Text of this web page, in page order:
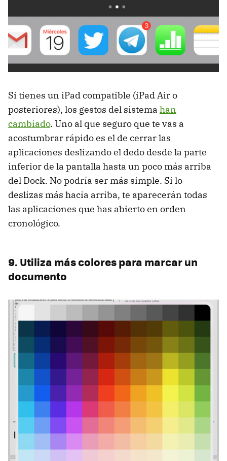
Si tienes un iPad compatible (iPad Air o
posteriores), los gestos del sistema han
cambiado. Uno al que seguro que te vas a
acostumbrar rápido es el de cerrar las
aplicaciones deslizando el dedo desde la parte
inferior de la pantalla hasta un poco más arriba
del Dock. No podría ser más simple. Si lo
deslizas más hacia arriba, te aparecerán todas
las aplicaciones que has abierto en orden
cronológico.
9. Utiliza más colores para marcar un
documento